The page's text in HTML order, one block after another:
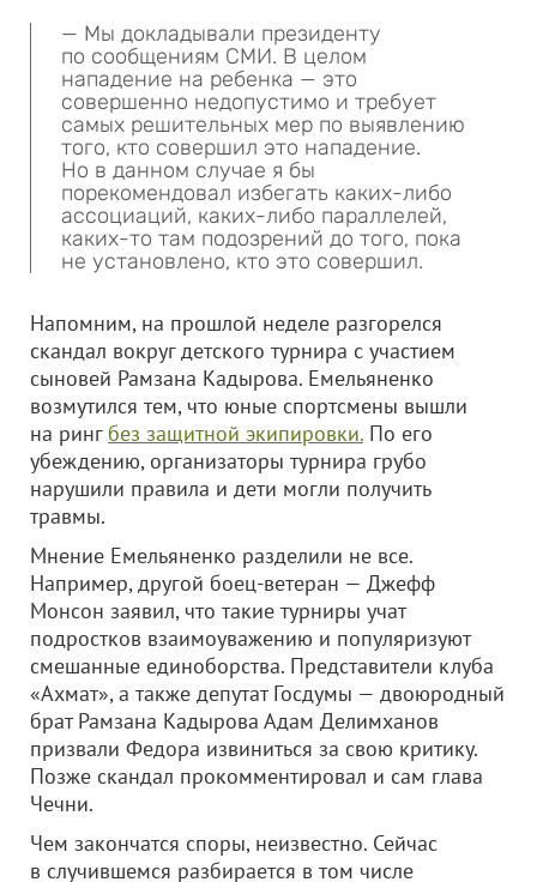
— Мы докладывали президенту
по сообщениям СМИ. В целом
нападение на ребенка — это
совершенно недопустимо и требует
самых решительных мер по выявлению
того, кто совершил это нападение.
Но в данном случае я бы
порекомендовал избегать каких-либо
ассоциаций, каких-либо параллелей,
каких-то там подозрений до того, пока
не установлено, кто это совершил.
Напомним, на прошлой неделе разгорелся
скандал вокруг детского турнира с участием
сыновей Рамзана Кадырова. Емельяненко
возмутился тем, что юные спортсмены вышли
на рингбез защитной экипировки. По его
убеждению, организаторы турнира грубо
нарушили правила и дети могли получить
травмы.
Мнение Емельяненко разделили не все.
Например, другой боец-ветеран — Джефф
Монсон заявил, что такие турниры учат
подростков взаимоуважению и популяризуют
смешанные единоборства. Представители клуба
«Ахмат», а также депутат Госдумы — двоюродный
брат Рамзана Кадырова Адам Делимханов
призвали Федора извиниться за свою критику.
Позже скандал прокомментировал и сам глава
Чечни.
Чем закончатся споры, неизвестно. Сейчас
в случившемся разбирается в том числе